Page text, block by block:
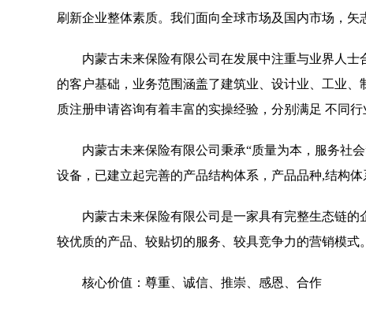
刷新企业整体素质。我们面向全球市场及国内市场，矢
内蒙古未来保险有限公司在发展中注重与业界人
的客户基础，业务范围涵盖了建筑业、设计业、工业
质注册申请咨询有着丰富的实操经验，分别满足 不同
内蒙古未来保险有限公司秉承“质量为本，服务社
设备，已建立起完善的产品结构体系，产品品种,结构体
内蒙古未来保险有限公司是一家具有完整生态链
较优质的产品、较贴切的服务、较具竞争力的营销模式。
核心价值：尊重、诚信、推崇、感恩、合作